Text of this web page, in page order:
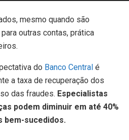
mesmo quando são
outras contas, prática
do Banco Central é
a taxa de recuperação dos
das fraudes. Especialistas
podem diminuir em até 40%
bem-sucedidos.